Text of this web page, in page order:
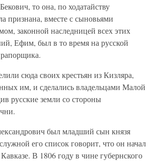
то она, по ходатайству
признана, вместе с сыновьями
законной наследницей всех этих
Ефим, был в то время на русской
сюда своих крестьян из Кизляра,
им, и сделались владельцами Малой
русские земли со стороны
был младший сын князя
его список говорит, что он начал
В 1806 году в чине губернского